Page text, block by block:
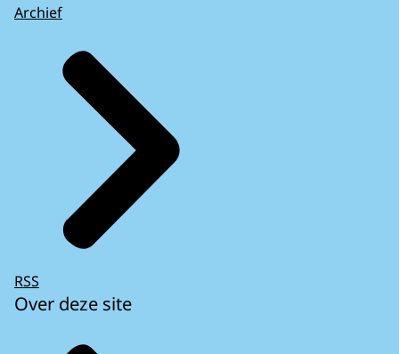
Archief
RSS
Over deze site